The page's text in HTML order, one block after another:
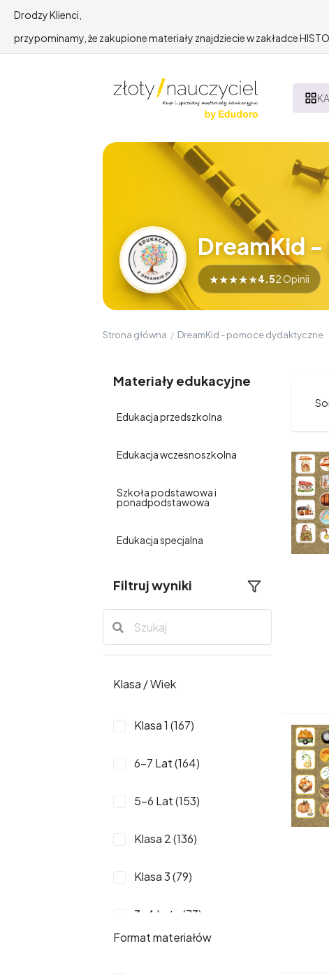
Drodzy Klienci,
przypominamy, że zakupione materiały znajdziecie w zakładce
DreamKid
★★★★★4.52 Opinii
Strona główna / DreamKid - pomoce dydaktyczne
Materiały edukacyjne
Edukacja przedszkolna
Edukacja wczesnoszkolna
Szkoła podstawowa i
ponadpodstawowa
Edukacja specjalna
Filtruj wyniki
Klasa / Wiek
Klasa 1 (167)
6-7 Lat (164)
5-6 Lat (153)
Klasa 2 (136)
Klasa 3 (79)
3-4 Lata (73)
Format materiałów